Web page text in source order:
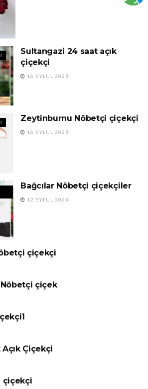
Sultangazi 24 saat açık
çiçekçi
16 EYLÜL 2023
Zeytinburnu Nöbetçi çiçekçi
16 EYLÜL 2023
Bağcılar Nöbetçi çiçekçiler
12 EYLÜL 2023
çiçekçi
çiçek
Çiçekçi
çiçekçi